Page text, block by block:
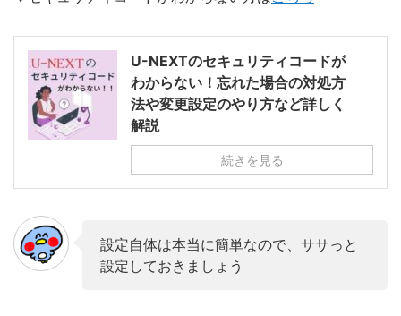
U-NEXTのセキュリティコードが
わからない！忘れた場合の対処方
法や変更設定のやり方など詳しく
解説
続きを見る
設定自体は本当に簡単なので、ササっと
設定しておきましょう